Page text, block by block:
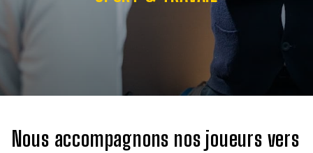
Nous accompagnons nos joueurs vers